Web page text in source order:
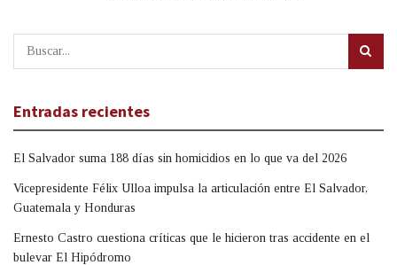
Entradas recientes
El Salvador suma 188 días sin homicidios en lo que va del 2026
Vicepresidente Félix Ulloa impulsa la articulación entre El Salvador,
Guatemala y Honduras
Ernesto Castro cuestiona críticas que le hicieron tras accidente en el
bulevar El Hipódromo